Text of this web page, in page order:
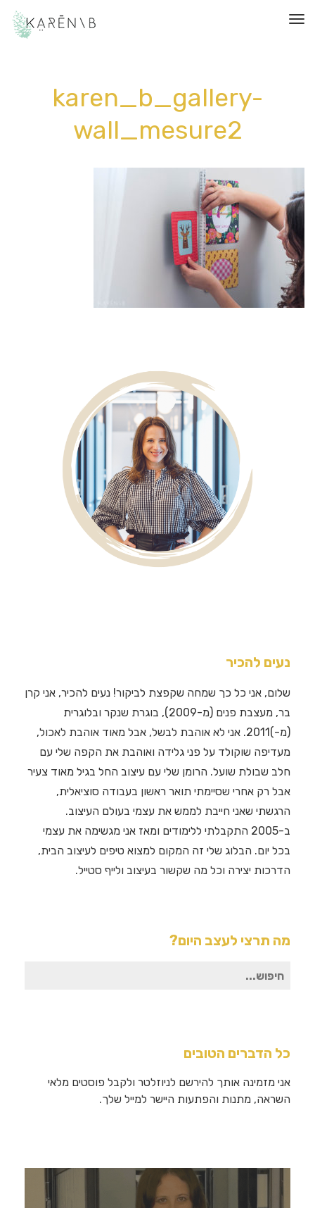
תפריט
karen_b_gallery-
wall_mesure2
נעים להכיר
שלום, אני כל כך שמחה שקפצת לביקור! נעים להכיר, אני קרן
בר, מעצבת פנים (מ-2009), בוגרת שנקר ובלוגרית
(מ-)2011. אני לא אוהבת לבשל, אבל מאוד אוהבת לאכול,
מעדיפה שוקולד על פני גלידה ואוהבת את הקפה שלי עם
חלב שבולת שועל. הרומן שלי עם עיצוב החל בגיל מאוד צעיר
אבל רק אחרי שסיימתי תואר ראשון בעבודה סוציאלית,
הרגשתי שאני חייבת לממש את עצמי בעולם העיצוב.
ב-2005 התקבלתי ללימודים ומאז אני מגשימה את עצמי
בכל יום. הבלוג שלי זה המקום למצוא טיפים לעיצוב הבית,
הדרכות יצירה וכל מה שקשור בעיצוב ולייף סטייל.
מה תרצי לעצב היום?
חיפוש
כל הדברים הטובים
אני מזמינה אותך להירשם לניוזלטר ולקבל פוסטים מלאי
השראה, מתנות והפתעות היישר למייל שלך.